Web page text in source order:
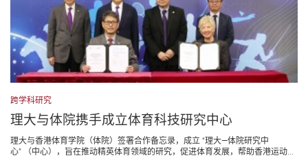
跨学科研究
理大与体院携手成立体育科技研究中心
理大与香港体育学院（体院）签署合作备忘录，成立 “理大—体院研究中
心” （中心），旨在推动精英体育领域的研究，促进体育发展，帮助香港运动...